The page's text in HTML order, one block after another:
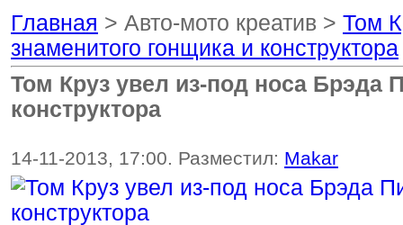
Главная > Авто-мото креатив > Том
знаменитого гонщика и конструктора
Том Круз увел из-под носа Брэда
конструктора
14-11-2013, 17:00. Разместил: Makar